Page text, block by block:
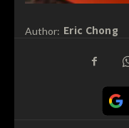
Author: Eric Chong